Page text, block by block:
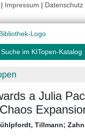
| Impressum | Datenschutz
Suche im KITopen-Katalog
a Julia
Tillmann;